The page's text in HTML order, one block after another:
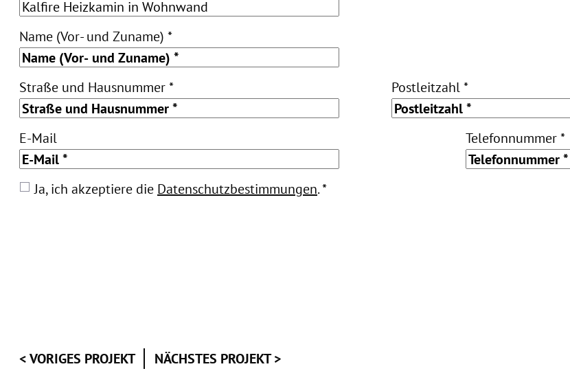
Name (Vor- und Zuname) *
Straße und Hausnummer * Postleitzahl *
E-Mail Telefonnummer *
Ja, ich akzeptiere die Datenschutzbestimmungen. *
< VORIGES PROJEKT NÄCHSTES PROJEKT >